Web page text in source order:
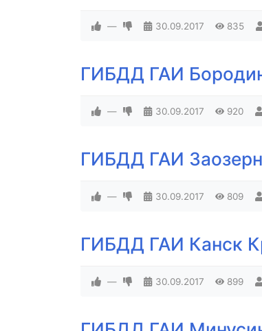
— 30.09.2017 835
ГИБДД ГАИ
— 30.09.2017 920
ГИБДД ГАИ
— 30.09.2017 809
ГИБДД ГАИ Канск
— 30.09.2017 899